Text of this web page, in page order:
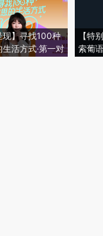
现】寻找100种
活方式·第一对
【特
索葡